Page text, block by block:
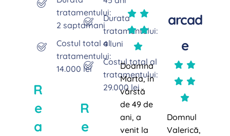
tratamentului:
2 saptamani
Costul total al
tratamentului:
14.000 lei
R
e
a
Durata
tratamentului:
4 luni
Costul total al
tratamentului:
29.000 lei
R
e
Doamna
Marta, în
vârstă
de 49 de
ani, a
venit la
arcad
e
Domnul
Valerică,